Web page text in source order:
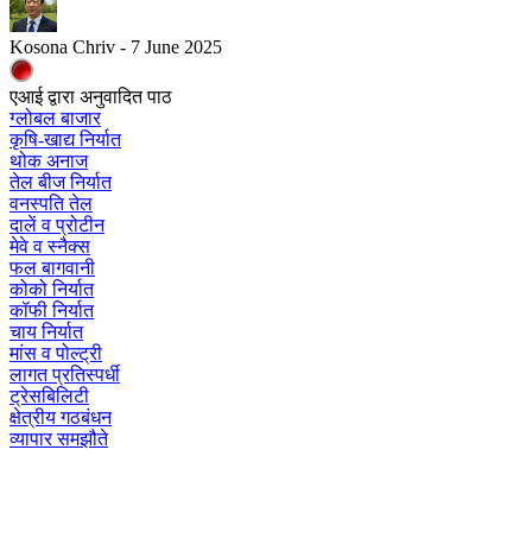
Kosona Chriv - 7 June 2025
एआई द्वारा अनुवादित पाठ
ग्लोबल बाजार
कृषि-खाद्य निर्यात
थोक अनाज
तेल बीज निर्यात
वनस्पति तेल
दालें व प्रोटीन
मेवे व स्नैक्स
फल बागवानी
कोको निर्यात
कॉफी निर्यात
चाय निर्यात
मांस व पोल्ट्री
लागत प्रतिस्पर्धी
ट्रेसबिलिटी
क्षेत्रीय गठबंधन
व्यापार समझौते